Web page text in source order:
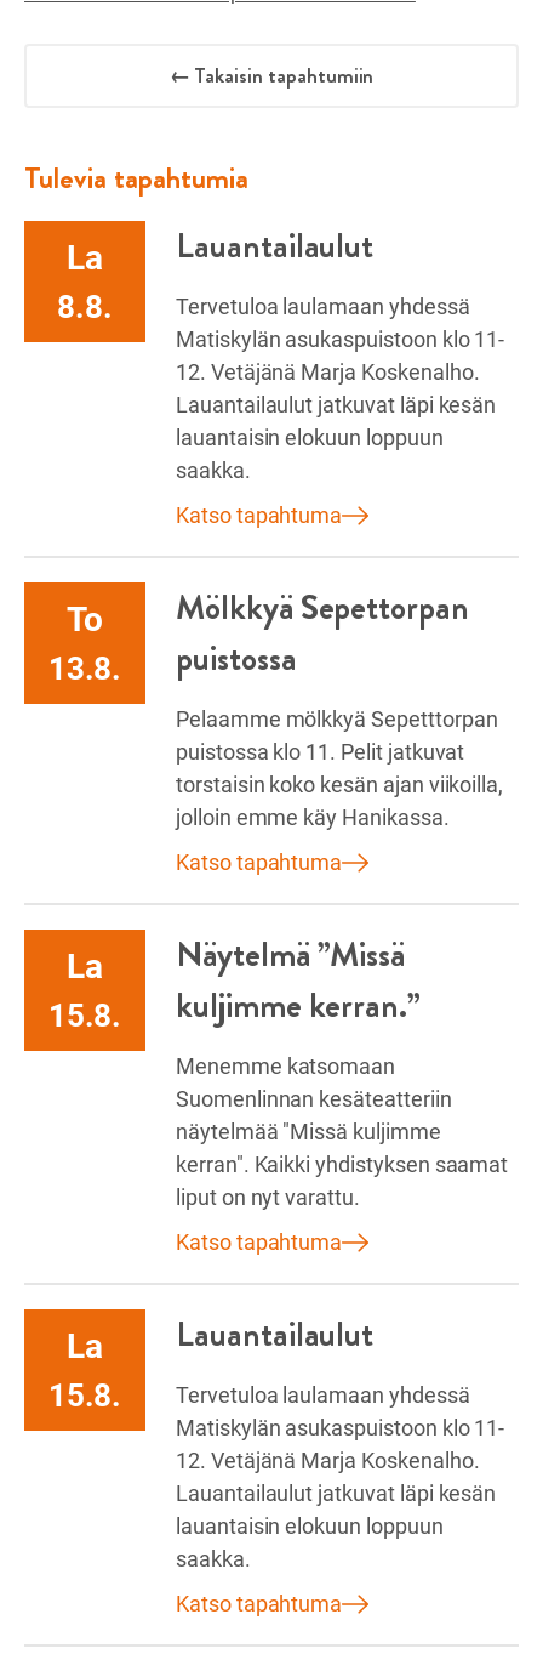
← Takaisin tapahtumiin
Tulevia tapahtumia
La
8.8.
Lauantailaulut
Tervetuloa laulamaan yhdessä
Matiskylän asukaspuistoon klo 11-
12. Vetäjänä Marja Koskenalho.
Lauantailaulut jatkuvat läpi kesän
lauantaisin elokuun loppuun
saakka.
Katso tapahtuma
To
13.8.
Mölkkyä Sepettorpan
puistossa
Pelaamme mölkkyä Sepetttorpan
puistossa klo 11. Pelit jatkuvat
torstaisin koko kesän ajan viikoilla,
jolloin emme käy Hanikassa.
Katso tapahtuma
La
15.8.
Näytelmä ”Missä
kuljimme kerran.”
Menemme katsomaan
Suomenlinnan kesäteatteriin
näytelmää "Missä kuljimme
kerran". Kaikki yhdistyksen saamat
liput on nyt varattu.
Katso tapahtuma
La
15.8.
Lauantailaulut
Tervetuloa laulamaan yhdessä
Matiskylän asukaspuistoon klo 11-
12. Vetäjänä Marja Koskenalho.
Lauantailaulut jatkuvat läpi kesän
lauantaisin elokuun loppuun
saakka.
Katso tapahtuma